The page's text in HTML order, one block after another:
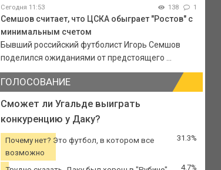
Сегодня 11:53 138 1
Семшов считает, что ЦСКА обыграет "Ростов" с
минимальным счетом
Бывший российский футболист Игорь Семшов
поделился ожиданиями от предстоящего ...
ГОЛОСОВАНИЕ
Сможет ли Угальде выиграть
конкуренцию у Даку?
Почему нет? Это футбол, в котором все
возможно
31.3%
4.7%